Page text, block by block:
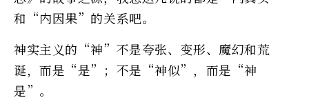
和“内因果”的关系吧。
神实主义的“神”不是夸张、变形、魔幻和荒
诞，而是“是”；不是“神似”，而是“神
是”。